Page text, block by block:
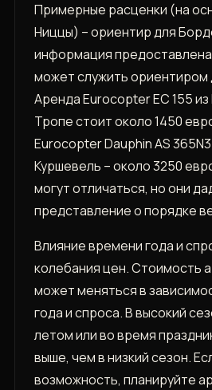
Примерные расценки (на
Ниццы) – ориентир для
информация
может служить ориентиром
Аренда Eurocopter EC 155
Тропе стоит около 1450
Eurocopter Dauphin AS
Куршевель – около 3250
могут отличаться, но они
представление о порядке
Влияние времени года и
колебания цен. Стоимость
может меняться в
года и спроса. В высокий
летом или во время
выше, чем в низкий сезон.
возможность, планируйте